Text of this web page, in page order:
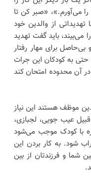
را می‌آورم.»، «صبر کن تا
تهدیداتی از والدین خود
می‌بیند، باید گفت تهدید
برای مهار رفتار
به کودکان این جرات
آن محدوده امتحان کند
موظف هستند این نیاز
عیب جویی، لجبازی،
با کودک موجب می‌شود
شود. به کار بردن این
شما و فرزندتان از بین